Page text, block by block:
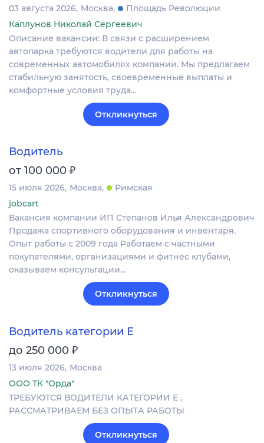
03 августа 2026 Москва
Площадь Революции
Каплунов Николай Сергеевич
Описание вакансии: В связи с расширением
автопарка требуются водители для работы на
современных автомобилях компании. Мы предлагаем
стабильную занятость, своевременные выплаты и
комфортные условия труда…
Откликнуться
Водитель
от 100 000 ₽
15 июля 2026 Москва
Римская
jobcart
Вакансия компании ИП Степанов Илья Александрович
Продажа спортивного оборудования и инвентаря.
Опыт работы с 2009 года Работаем с частными
покупателями, организациями и фитнес клубами,
оказываем консультации…
Откликнуться
Водитель категории Е
до 250 000 ₽
13 июля 2026 Москва
ООО ТК "Орда"
ТРЕБУЮТСЯ ВОДИТЕЛИ КАТЕГОРИИ Е ,
РАССМАТРИВАЕМ БЕЗ ОПЫТА РАБОТЫ
Откликнуться